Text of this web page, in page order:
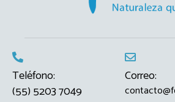
Teléfono:
(55) 5203 7049
Correo: